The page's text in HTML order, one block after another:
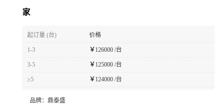
家
起订量 (台) 价格
1-3 ￥ 126000 /台
3-5 ￥ 125000 /台
≥5 ￥ 124000 /台
品牌： 鼎泰盛